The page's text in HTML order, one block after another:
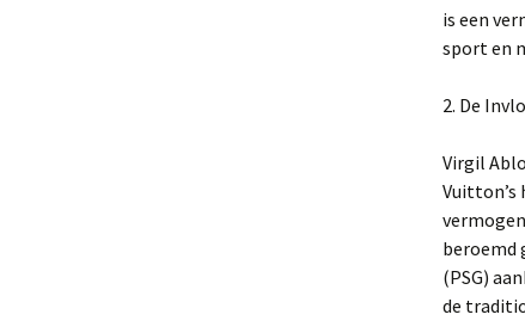
is een
sport en
2. De
Virgil
Vuitton’s
beroemd
(PSG)
de